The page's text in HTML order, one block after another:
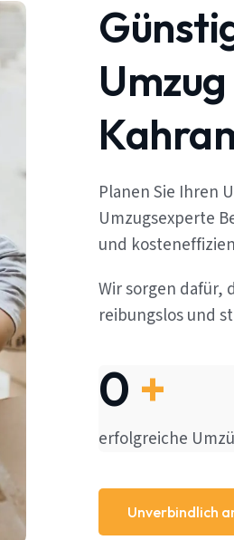
Planen Sie Ihren
Umzugsexperte
und
Wir sorgen dafür,
reibungslos und
0 +
erfolgreiche
Unverbindlich